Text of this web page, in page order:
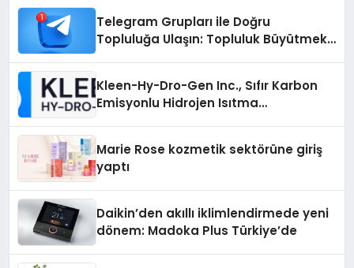
Telegram Grupları ile Doğru
Topluluğa Ulaşın: Topluluk Büyütmek
Kleen-Hy-Dro-Gen Inc., Sıfır Karbon
Emisyonlu Hidrojen Isıtma
Marie Rose kozmetik sektörüne giriş
yaptı
Daikin’den akıllı iklimlendirmede yeni
dönem: Madoka Plus Türkiye’de